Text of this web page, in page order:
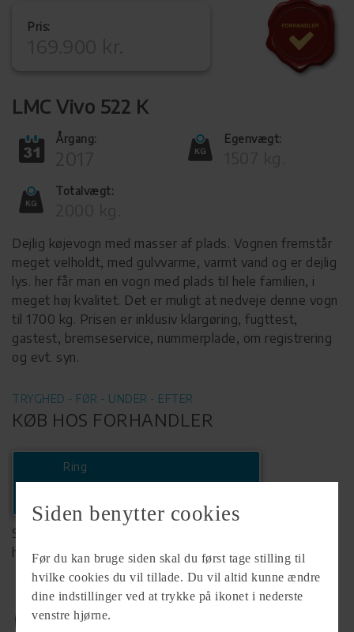
Pris:
LMC Vivo 522 K
Årgang: Egenvægt:
Totalvægt:
Dejlig køjevogn med masser af plads. Vognen fremstår
meget velholdt, med gulvvarme, varmt vand og er dejlig
lys. her får man en vogn med plads til hele familien, i
meget høj kvalitet. Det er muligt at nedveje denne vogn
til 1700 kg. Prisen er inklusiv klargøring, fugttest,
gastest, bremseservice, nummerplade, om registrering
og evt. syn.
TRYGHED - FØR - UNDER - EFTER
KØB HOS FORHANDLER
Ring
+45 55700020
Se komplet info på forhandlerens
hjemmeside
Siden benytter cookies
Før du kan bruge siden skal du først tage stilling til
hvilke cookies du vil tillade. Du vil altid kunne ændre
dine indstillinger ved at trykke på ikonet i nederste
venstre hjørne.